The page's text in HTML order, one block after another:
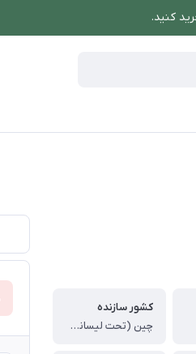
کنید.
کشور سازنده
چین (تحت لیسانس ایتالیا)